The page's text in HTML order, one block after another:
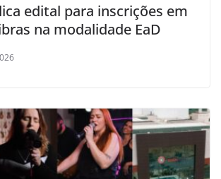
edital para inscrições em
na modalidade EaD